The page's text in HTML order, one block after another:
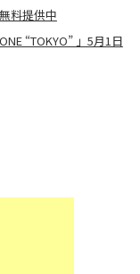
料提供中
“TOKYO” 」5月1日